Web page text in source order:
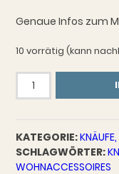
Genaue Infos zum
10 vorrätig (kann
Knauf
Kompass
Menge
KATEGORIE:
SCHLAGWÖRTER:
WOHNACCESSOIRES